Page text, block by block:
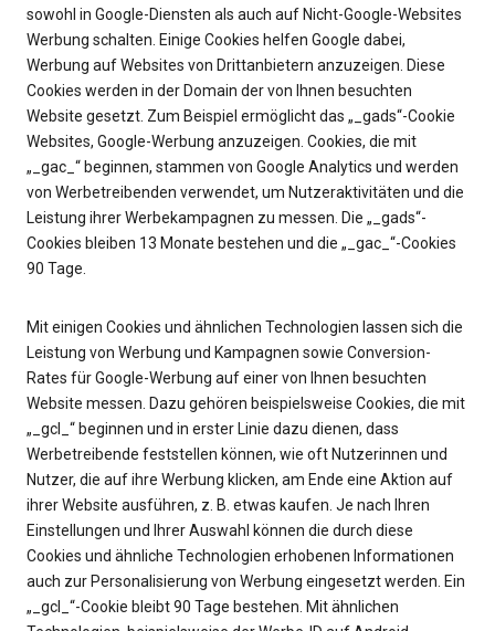
sowohl in Google-Diensten als auch auf Nicht-Google-Websites
Werbung schalten. Einige Cookies helfen Google dabei,
Werbung auf Websites von Drittanbietern anzuzeigen. Diese
Cookies werden in der Domain der von Ihnen besuchten
Website gesetzt. Zum Beispiel ermöglicht das „_gads“-Cookie
Websites, Google-Werbung anzuzeigen. Cookies, die mit
„_gac_“ beginnen, stammen von Google Analytics und werden
von Werbetreibenden verwendet, um Nutzeraktivitäten und die
Leistung ihrer Werbekampagnen zu messen. Die „_gads“-
Cookies bleiben 13 Monate bestehen und die „_gac_“-Cookies
90 Tage.
Mit einigen Cookies und ähnlichen Technologien lassen sich die
Leistung von Werbung und Kampagnen sowie Conversion-
Rates für Google-Werbung auf einer von Ihnen besuchten
Website messen. Dazu gehören beispielsweise Cookies, die mit
„_gcl_“ beginnen und in erster Linie dazu dienen, dass
Werbetreibende feststellen können, wie oft Nutzerinnen und
Nutzer, die auf ihre Werbung klicken, am Ende eine Aktion auf
ihrer Website ausführen, z. B. etwas kaufen. Je nach Ihren
Einstellungen und Ihrer Auswahl können die durch diese
Cookies und ähnliche Technologien erhobenen Informationen
auch zur Personalisierung von Werbung eingesetzt werden. Ein
„_gcl_“-Cookie bleibt 90 Tage bestehen. Mit ähnlichen